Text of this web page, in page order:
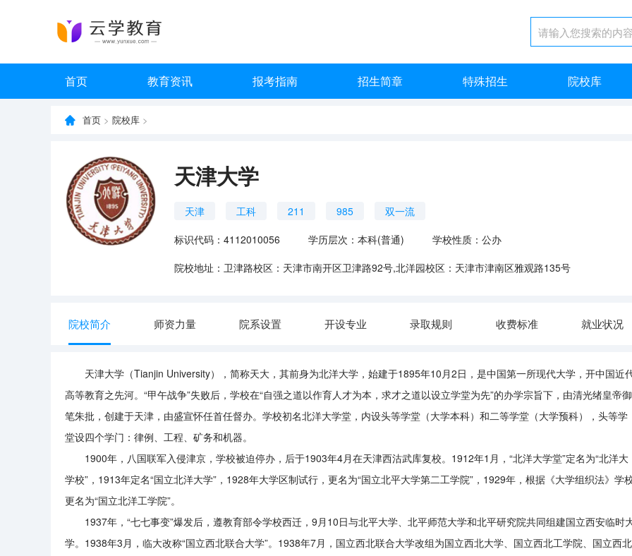
首页 教育资讯 报考指南 招生简章 特殊招生 院校库
首页 > 院校库 >
天津大学
天津 工科 211 985
双一流
标识代码：4112010056
学历层次：本科(普通)
学校性质：公办
院校地址：卫津路校区：天津市南开区卫津路92号,北洋园校区：天津市津南区雅观路135号
院校简介 师资力量 院系设置 开设专业 录取规则 收费标准 就业状况
天津大学（Tianjin University），简称天大，其前身为北洋大学，始建于1895年10月2日，是中国第一所现代大学，开中国近
高等教育之先河。“甲午战争”失败后，学校在“自强之道以作育人才为本，求才之道以设立学堂为先”的办学宗旨下，由清光绪皇帝御
笔朱批，创建于天津，由盛宣怀任首任督办。学校初名北洋大学堂，内设头等学堂（大学本科）和二等学堂（大学预科），头等学
堂设四个学门：律例、工程、矿务和机器。
1900年，八国联军入侵津京，学校被迫停办，后于1903年4月在天津西沽武库复校。1912年1月，“北洋大学堂”定名为“北洋大
学校”，1913年定名“国立北洋大学”，1928年大学区制试行，更名为“国立北平大学第二工学院”，1929年，根据《大学组织法》学
更名为“国立北洋工学院”。
1937年，“七七事变”爆发后，遵教育部令学校西迁，9月10日与北平大学、北平师范大学和北平研究院共同组建国立西安临时
学。1938年3月，临大改称“国立西北联合大学”。1938年7月，国立西北联合大学改组为国立西北大学、国立西北工学院、国立西北